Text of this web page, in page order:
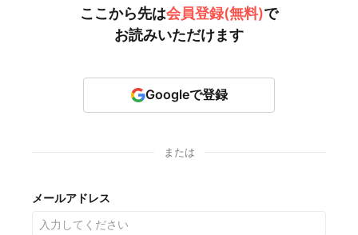
ここから先は会員登録(無料)で
お読みいただけます
Googleで登録
または
メールアドレス